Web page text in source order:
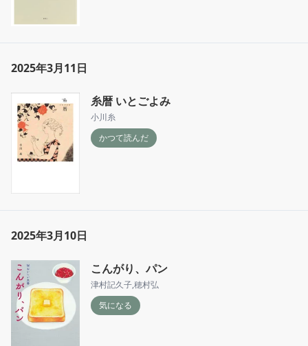
2025年3月11日
糸暦 いとごよみ
小川糸
かつて読んだ
2025年3月10日
こんがり、パン
津村記久子,穂村弘
気になる